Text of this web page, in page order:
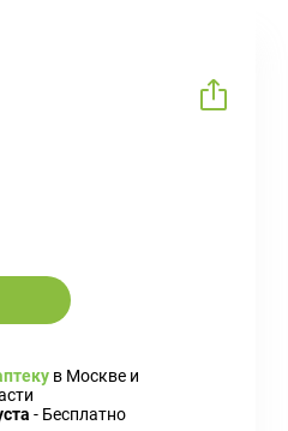
в Москве и
- Бесплатно